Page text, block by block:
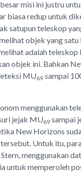
misi ini justru
biasa redup untuk
satupun teleskop
objek yang satu
adalah
objek ini. Bahkan
MU69 sampai
menggunakan
jejak MU69 sampai
New Horizons
Untuk itu,
menggunakan
untuk memperoleh